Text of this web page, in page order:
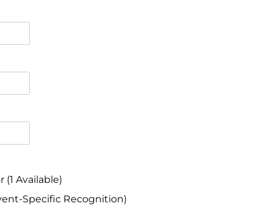
Available)
Specific Recognition)